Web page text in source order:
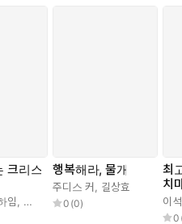
크리스
임, 에릭 퓌바레,권지현
행복해라, 물개
주디스 커, 길상효
0 (0)
최
치
이
0